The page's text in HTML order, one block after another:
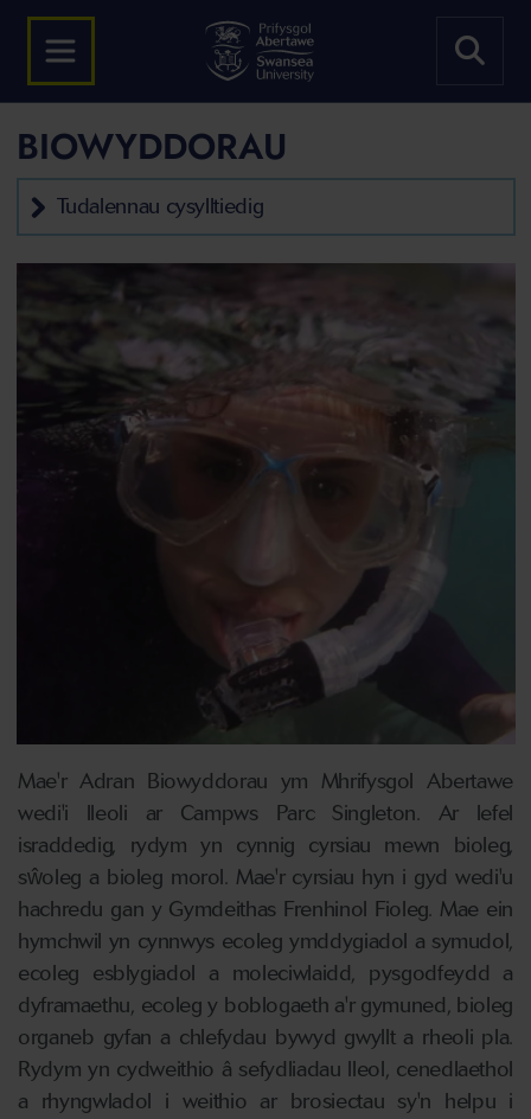
BIOWYDDORAU
Tudalennau cysylltiedig
Mae'r Adran Biowyddorau ym Mhrifysgol Abertawe
wedi'i lleoli ar Campws Parc Singleton. Ar lefel
israddedig, rydym yn cynnig cyrsiau mewn bioleg,
sŵoleg a bioleg morol. Mae'r cyrsiau hyn i gyd wedi'u
hachredu gan y Gymdeithas Frenhinol Fioleg. Mae ein
hymchwil yn cynnwys ecoleg ymddygiadol a symudol,
ecoleg esblygiadol a moleciwlaidd, pysgodfeydd a
dyframaethu, ecoleg y boblogaeth a'r gymuned, bioleg
organeb gyfan a chlefydau bywyd gwyllt a rheoli pla.
Rydym yn cydweithio â sefydliadau lleol, cenedlaethol
a rhyngwladol i weithio ar brosiectau sy'n helpu i